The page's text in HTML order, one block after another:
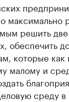
максимально
решить
обеспечить
которые как
малому и
среду